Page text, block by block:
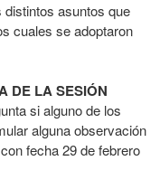
asuntos que
cuales se adoptaron
DE LA SESIÓN
si alguno de los
alguna observación
fecha 29 de febrero